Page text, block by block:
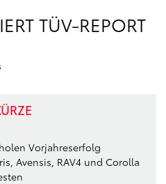
TÜV-REPORT
Vorjahreserfolg
Avensis, RAV4 und Corolla